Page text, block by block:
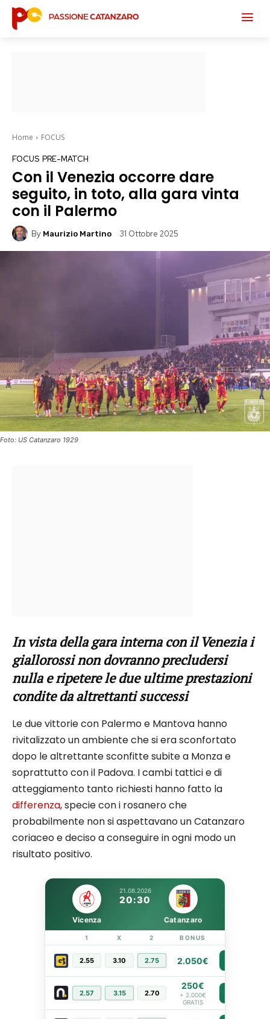
Home FOCUS
FOCUS PRE-MATCH
Con il Venezia occorre dare
seguito, in toto, alla gara vinta
con il Palermo
By Maurizio Martino 31 Ottobre 2025
Foto: US Catanzaro 1929
In vista della gara interna con il Venezia i
giallorossi non dovranno precludersi
nulla e ripetere le due ultime prestazioni
condite da altrettanti successi
Le due vittorie con Palermo e Mantova hanno
rivitalizzato un ambiente che si era sconfortato
dopo le altrettante sconfitte subite a Monza e
soprattutto con il Padova. I cambi tattici e di
atteggiamento tanto richiesti hanno fatto la
differenza, specie con i rosanero che
probabilmente non si aspettavano un Catanzaro
coriaceo e deciso a conseguire in ogni modo un
risultato positivo.
21.08.2026
20:30
Vicenza Catanzaro
1 X 2 BONUS
2.55 3.10 2.75 2.050€
2.57 3.15 2.70
250€
+ 2.000€
GRATIS